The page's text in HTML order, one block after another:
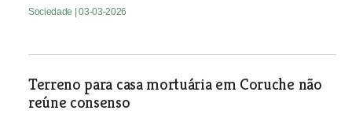
Sociedade | 03-03-2026
Terreno para casa mortuária em Coruche não
reúne consenso